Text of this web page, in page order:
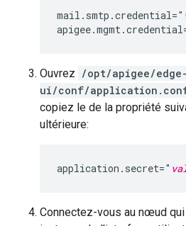
mail.smtp.credential="
Ouvrez /opt/apigee/
ui/conf/
copiez le de la propriété
ultérieure:
application.secret="
Connectez-vous au nœud